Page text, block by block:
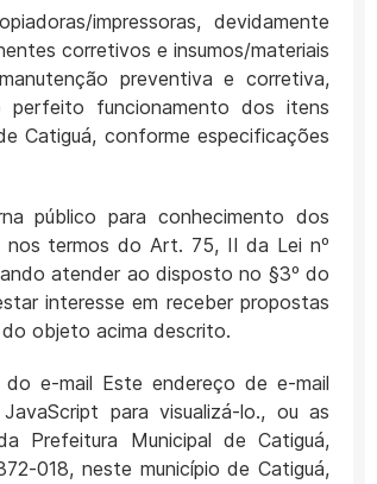
impressoras, devidamente
corretivos e insumos/materiais
preventiva e corretiva,
funcionamento dos itens
Catiguá, conforme especificações
público para conhecimento dos
nos termos do Art. 75, II da Lei nº
atender ao disposto no §3º do
interesse em receber propostas
objeto acima descrito.
do e-mail Este endereço de e-mail
para visualizá-lo., ou as
Prefeitura Municipal de Catiguá,
018, neste município de Catiguá,